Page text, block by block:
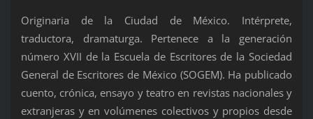
Originaria de la Ciudad de México. Intérprete,
traductora, dramaturga. Pertenece a la generación
número XVII de la Escuela de Escritores de la Sociedad
General de Escritores de México (SOGEM). Ha publicado
cuento, crónica, ensayo y teatro en revistas nacionales y
extranjeras y en volúmenes colectivos y propios desde